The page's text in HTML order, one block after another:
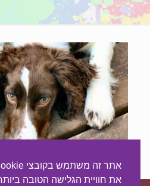
את חוויית הגלישה הטובה